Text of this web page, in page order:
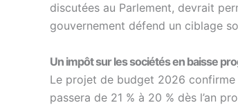
discutées au Parlement, devrait
gouvernement défend un ciblage
Un impôt sur les sociétés en baisse
Le projet de budget 2026
passera de 21 % à 20 % dès l’an